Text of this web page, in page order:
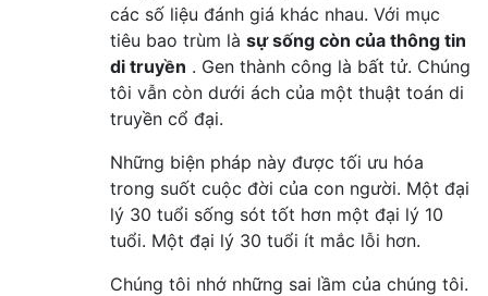
các số liệu đánh giá khác nhau. Với mục
tiêu bao trùm là sự sống còn của thông tin
di truyền . Gen thành công là bất tử. Chúng
tôi vẫn còn dưới ách của một thuật toán di
truyền cổ đại.
Những biện pháp này được tối ưu hóa
trong suốt cuộc đời của con người. Một đại
lý 30 tuổi sống sót tốt hơn một đại lý 10
tuổi. Một đại lý 30 tuổi ít mắc lỗi hơn.
Chúng tôi nhớ những sai lầm của chúng tôi.